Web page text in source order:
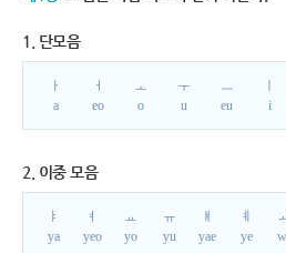
1. 단모음
ㅏ
a
ㅓ
eo
ㅗ
o
ㅜ
u
ㅡ
eu
i
2. 이중 모음
ㅑ
ya
ㅕ
yeo
ㅛ
yo
ㅠ
yu
ㅒ
yae
ㅖ
ye